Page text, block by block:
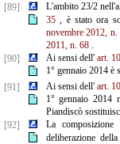
[89]
L'ambito 23/2
35, è stato ora
novembre 2012,
2011, n. 68.
[90]
Ai sensi dell' art.
1° gennaio 2014 è
[91]
Ai sensi dell' art.
1° gennaio 2014
Piandiscò
[92]
La
deliberazione della